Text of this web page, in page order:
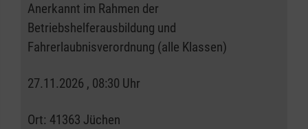
Anerkannt im Rahmen der
Betriebshelferausbildung und
Fahrerlaubnisverordnung (alle Klassen)
27.11.2026 , 08:30 Uhr
Ort: 41363 Jüchen